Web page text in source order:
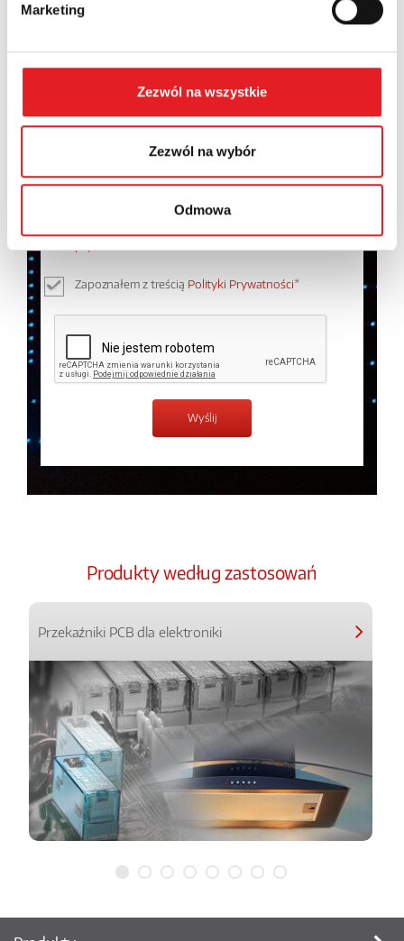
Marketing
Zezwól na wszystkie
Zezwól na wybór
Odmowa
osobowych przez Relpol S.A. Więcej informacji na
Zapoznałem z treścią Polityki Prywatności*
Produkty według zastosowań
Przekaźniki PCB dla elektroniki